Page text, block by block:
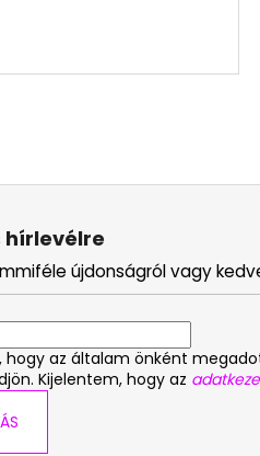
hírlevélre
újdonságról vagy
hogy az általam önként
Kijelentem, hogy az